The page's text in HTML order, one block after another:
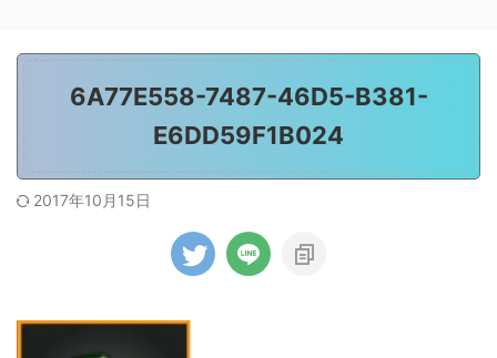
6A77E558-7487-46D5-B381-
E6DD59F1B024
2017年10月15日